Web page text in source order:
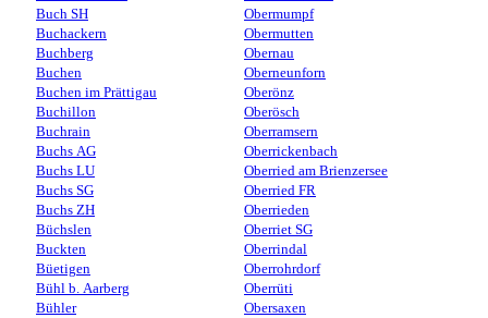
Buch SH
Buchackern
Buchberg
Buchen
Buchen im Prättigau
Buchillon
Buchrain
Buchs AG
Buchs LU
Buchs SG
Buchs ZH
Büchslen
Buckten
Büetigen
Bühl b. Aarberg
Bühler
Obermumpf
Obermutten
Obernau
Oberneunforn
Oberönz
Oberösch
Oberramsern
Oberrickenbach
Oberried am Brienzersee
Oberried FR
Oberrieden
Oberriet SG
Oberrindal
Oberrohrdorf
Oberrüti
Obersaxen